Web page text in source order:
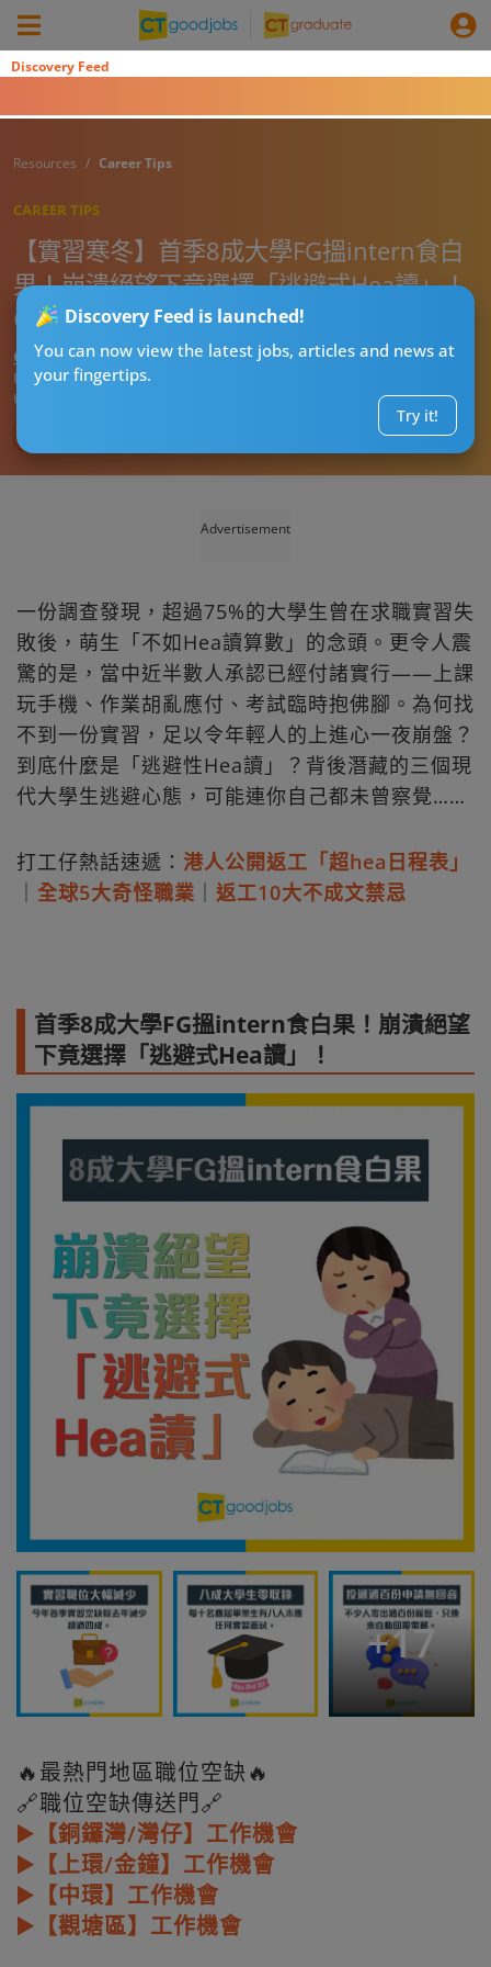
Discovery Feed
Discovery Feed is launched!
You can now view the latest jobs, articles and news at
your fingertips.
Try it!
Resources Career Tips
CAREER TIPS
【實習寒冬】首季8成大學FG搵intern食白
果！崩潰絕望下竟選擇「逃避式Hea讀」！
GPA插水35%都懶理
CT熱話管理員
Published:2026-07-15 20:00
Updated:
Advertisement
一份調查發現，超過75%的大學生曾在求職實習失
敗後，萌生「不如Hea讀算數」的念頭。更令人震
驚的是，當中近半數人承認已經付諸實行——上課
玩手機、作業胡亂應付、考試臨時抱佛腳。為何找
不到一份實習，足以令年輕人的上進心一夜崩盤？
到底什麼是「逃避性Hea讀」？背後潛藏的三個現
代大學生逃避心態，可能連你自己都未曾察覺……
打工仔熱話速遞： 港人公開返工「超hea日程表」
全球5大奇怪職業 返工10大不成文禁忌
首季8成大學FG搵intern食白果！崩潰絕望
下竟選擇「逃避式Hea讀」！
+17
🔥最熱門地區職位空缺🔥
🔗職位空缺傳送門🔗
▶️【銅鑼灣/灣仔】工作機會
▶️【上環/金鐘】工作機會
▶️【中環】工作機會
▶️【觀塘區】工作機會